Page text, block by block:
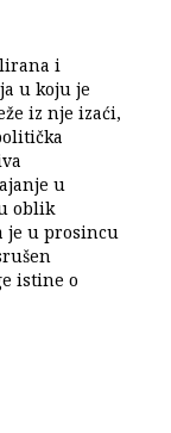
i
u koju je
iz nje izaći,
u
oblik
je u prosincu
istine o